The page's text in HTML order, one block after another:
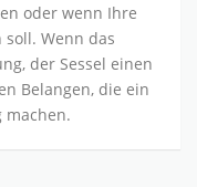
oder wenn Ihre
Wenn das
der Sessel einen
Belangen, die ein
machen.